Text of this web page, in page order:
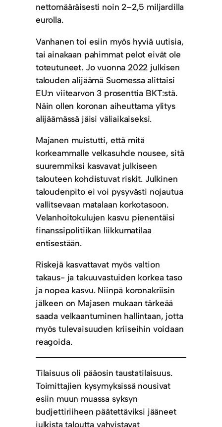
nettomääräisesti noin 2–2,5 miljardilla
eurolla.
Vanhanen toi esiin myös hyviä uutisia,
tai ainakaan pahimmat pelot eivät ole
toteutuneet. Jo vuonna 2022 julkisen
talouden alijäämä Suomessa alittaisi
EU:n viitearvon 3 prosenttia BKT:stä.
Näin ollen koronan aiheuttama ylitys
alijäämässä jäisi väliaikaiseksi.
Majanen muistutti, että mitä
korkeammalle velkasuhde nousee, sitä
suuremmiksi kasvavat julkiseen
talouteen kohdistuvat riskit. Julkinen
taloudenpito ei voi pysyvästi nojautua
vallitsevaan matalaan korkotasoon.
Velanhoitokulujen kasvu pienentäisi
finanssipolitiikan liikkumatilaa
entisestään.
Riskejä kasvattavat myös valtion
takaus- ja takuuvastuiden korkea taso
ja nopea kasvu. Niinpä koronakriisin
jälkeen on Majasen mukaan tärkeää
saada velkaantuminen hallintaan, jotta
myös tulevaisuuden kriiseihin voidaan
reagoida.
Tilaisuus oli pääosin taustatilaisuus.
Toimittajien kysymyksissä nousivat
esiin muun muassa syksyn
budjettiriiheen päätettäviksi jääneet
julkista taloutta vahvistavat